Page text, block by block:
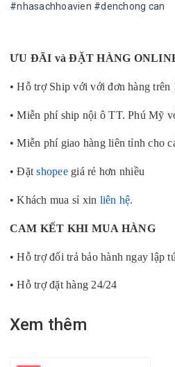
#nhasachhoavien #denchong can
ƯU ĐÃI và ĐẶT HÀNG
• Hỗ trợ Ship với với đơn hàng
• Miễn phí ship nội ô TT. Phú Mỹ
• Miễn phí giao hàng liên tỉnh cho
• Đặtshopeegiá rẻ hơn nhiều
• Khách mua sỉ xin liên hệ.
CAM KẾT KHI MUA HÀNG
• Hỗ trợ đổi trả bảo hành ngay lập
• Hỗ trợ đặt hàng 24/24
Xem thêm